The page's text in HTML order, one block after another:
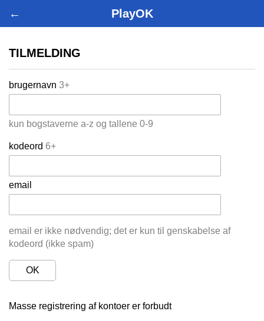
← PlayOK
TILMELDING
brugernavn 3+
kun bogstaverne a-z og tallene 0-9
kodeord 6+
email
email er ikke nødvendig; det er kun til genskabelse af
kodeord (ikke spam)
OK
Masse registrering af kontoer er forbudt